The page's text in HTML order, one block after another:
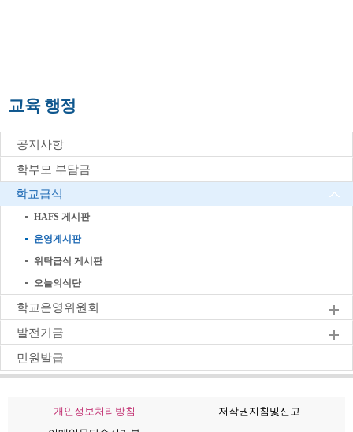
교육 행정
공지사항
학부모 부담금
학교급식
HAFS 게시판
운영게시판
위탁급식 게시판
오늘의식단
학교운영위원회
발전기금
민원발급
개인정보처리방침
저작권지침및신고